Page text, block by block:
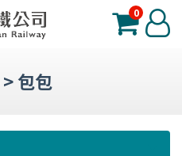
0 登
入
>包包